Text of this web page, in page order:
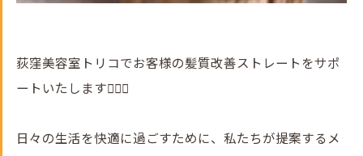
荻窪美容室トリコでお客様の髪質改善ストレートをサポ
ートいたします💇‍♀️✨
日々の生活を快適に過ごすために、私たちが提案するメ